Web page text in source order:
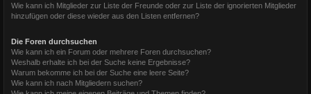
Wie kann ich Mitglieder zur Liste der Freunde oder zur Liste der ignorierten Mitglieder
hinzufügen oder diese wieder aus den Listen entfernen?
Die Foren durchsuchen
Wie kann ich ein Forum oder mehrere Foren durchsuchen?
Weshalb erhalte ich bei der Suche keine Ergebnisse?
Warum bekomme ich bei der Suche eine leere Seite?
Wie kann ich nach Mitgliedern suchen?